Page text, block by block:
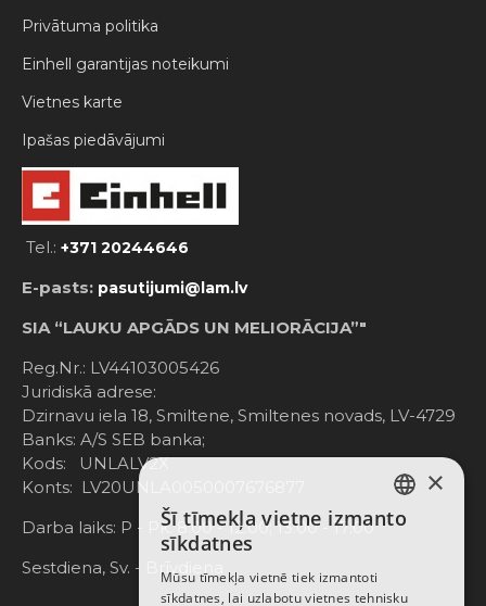
Privātuma politika
Einhell garantijas noteikumi
Vietnes karte
Ipašas piedāvājumi
Tel.: +371 20244646
E-pasts: pasutijumi@lam.lv
SIA “LAUKU APGĀDS UN MELIORĀCIJA”"
Reg.Nr.: LV44103005426
Juridiskā adrese:
Dzirnavu iela 18, Smiltene, Smiltenes novads, LV-4729
Banks: A/S SEB banka;
Kods: UNLALV2X
Konts: LV20UNLA0050007676877
Darba laiks: P - Pk. 8:00 - 12:00; 13:00 - 17:00
Sestdiena, Sv. - Brīvdiena
LATVIAN
ENGLISH
×
Šī tīmekļa vietne izmanto
sīkdatnes
Mūsu tīmekļa vietnē tiek izmantoti
sīkdatnes, lai uzlabotu vietnes tehnisku